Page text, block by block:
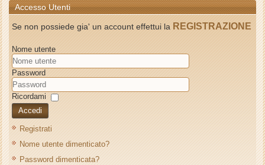
Accesso Utenti
Se non possiede gia' un account effettui la REGISTRAZIONE
Nome utente
Password
Ricordami
Accedi
Registrati
Nome utente dimenticato?
Password dimenticata?